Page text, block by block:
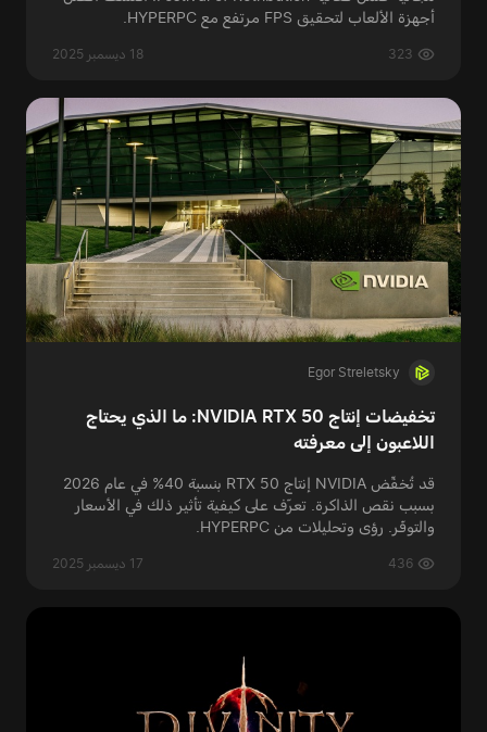
أجهزة الألعاب لتحقيق FPS مرتفع مع HYPERPC.
18 ديسمبر 2025 323
Egor Streletsky
تخفيضات إنتاج NVIDIA RTX 50: ما الذي يحتاج
اللاعبون إلى معرفته
قد تُخفِّض NVIDIA إنتاج RTX 50 بنسبة 40% في عام 2026
بسبب نقص الذاكرة. تعرّف على كيفية تأثير ذلك في الأسعار
والتوفّر. رؤى وتحليلات من HYPERPC.
17 ديسمبر 2025 436